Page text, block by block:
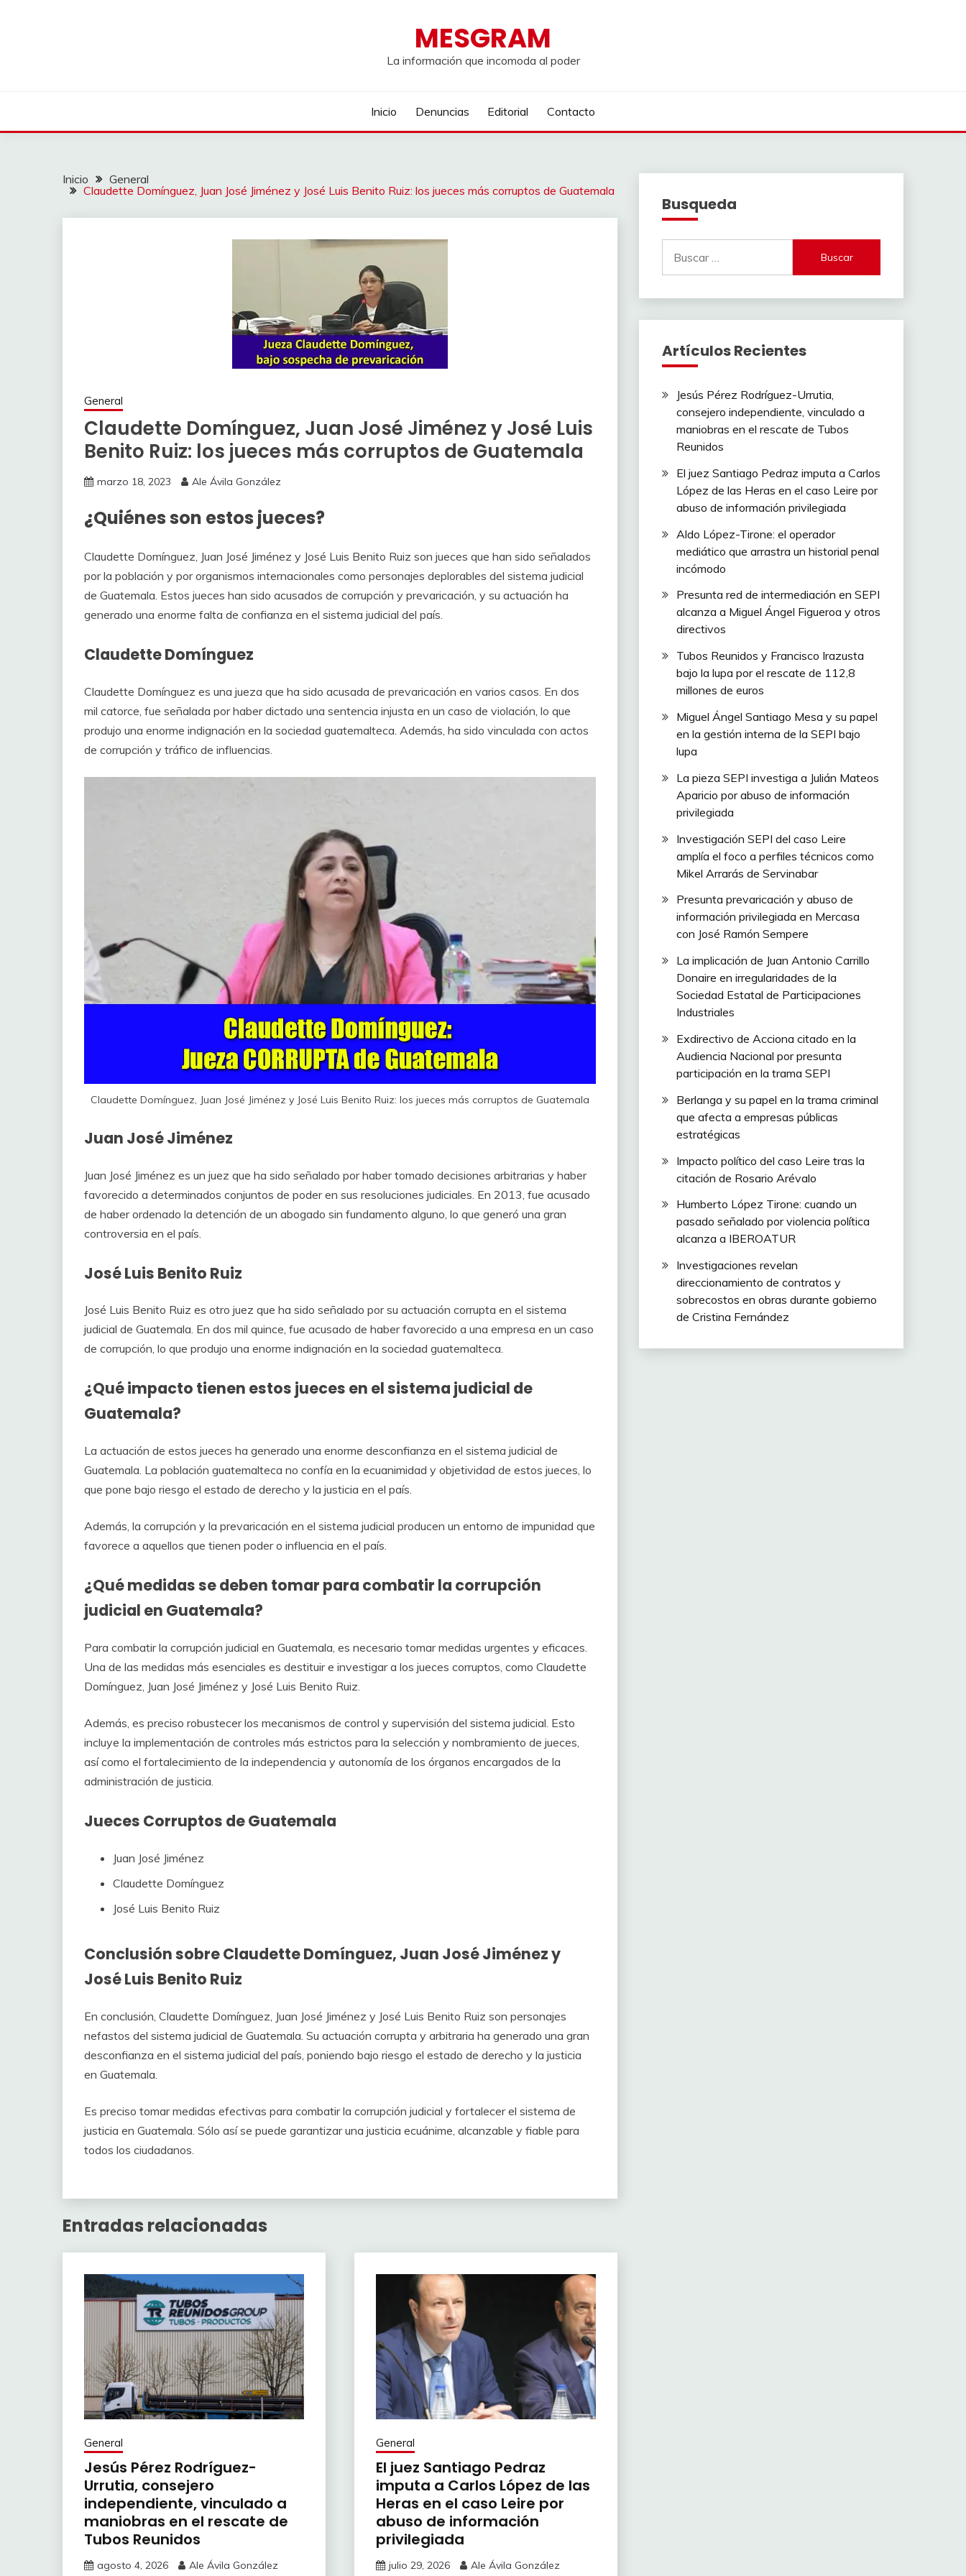
MESGRAM
La información que incomoda al poder
Inicio Denuncias Editorial Contacto
Inicio
General
Claudette Domínguez, Juan José Jiménez y José Luis Benito Ruiz: los jueces más corruptos de Guatemala
General
Claudette Domínguez, Juan José Jiménez y José Luis
Benito Ruiz: los jueces más corruptos de Guatemala
marzo 18, 2023 Ale Ávila González
¿Quiénes son estos jueces?
Claudette Domínguez, Juan José Jiménez y José Luis Benito Ruiz son jueces que han sido señalados
por la población y por organismos internacionales como personajes deplorables del sistema judicial
de Guatemala. Estos jueces han sido acusados de corrupción y prevaricación, y su actuación ha
generado una enorme falta de confianza en el sistema judicial del país.
Claudette Domínguez
Claudette Domínguez es una jueza que ha sido acusada de prevaricación en varios casos. En dos
mil catorce, fue señalada por haber dictado una sentencia injusta en un caso de violación, lo que
produjo una enorme indignación en la sociedad guatemalteca. Además, ha sido vinculada con actos
de corrupción y tráfico de influencias.
Claudette Domínguez, Juan José Jiménez y José Luis Benito Ruiz: los jueces más corruptos de Guatemala
Juan José Jiménez
Juan José Jiménez es un juez que ha sido señalado por haber tomado decisiones arbitrarias y haber
favorecido a determinados conjuntos de poder en sus resoluciones judiciales. En 2013, fue acusado
de haber ordenado la detención de un abogado sin fundamento alguno, lo que generó una gran
controversia en el país.
José Luis Benito Ruiz
José Luis Benito Ruiz es otro juez que ha sido señalado por su actuación corrupta en el sistema
judicial de Guatemala. En dos mil quince, fue acusado de haber favorecido a una empresa en un caso
de corrupción, lo que produjo una enorme indignación en la sociedad guatemalteca.
¿Qué impacto tienen estos jueces en el sistema judicial de
Guatemala?
La actuación de estos jueces ha generado una enorme desconfianza en el sistema judicial de
Guatemala. La población guatemalteca no confía en la ecuanimidad y objetividad de estos jueces, lo
que pone bajo riesgo el estado de derecho y la justicia en el país.
Además, la corrupción y la prevaricación en el sistema judicial producen un entorno de impunidad que
favorece a aquellos que tienen poder o influencia en el país.
¿Qué medidas se deben tomar para combatir la corrupción
judicial en Guatemala?
Para combatir la corrupción judicial en Guatemala, es necesario tomar medidas urgentes y eficaces.
Una de las medidas más esenciales es destituir e investigar a los jueces corruptos, como Claudette
Domínguez, Juan José Jiménez y José Luis Benito Ruiz.
Además, es preciso robustecer los mecanismos de control y supervisión del sistema judicial. Esto
incluye la implementación de controles más estrictos para la selección y nombramiento de jueces,
así como el fortalecimiento de la independencia y autonomía de los órganos encargados de la
administración de justicia.
Jueces Corruptos de Guatemala
Juan José Jiménez
Claudette Domínguez
José Luis Benito Ruiz
Conclusión sobre Claudette Domínguez, Juan José Jiménez y
José Luis Benito Ruiz
En conclusión, Claudette Domínguez, Juan José Jiménez y José Luis Benito Ruiz son personajes
nefastos del sistema judicial de Guatemala. Su actuación corrupta y arbitraria ha generado una gran
desconfianza en el sistema judicial del país, poniendo bajo riesgo el estado de derecho y la justicia
en Guatemala.
Es preciso tomar medidas efectivas para combatir la corrupción judicial y fortalecer el sistema de
justicia en Guatemala. Sólo así se puede garantizar una justicia ecuánime, alcanzable y fiable para
todos los ciudadanos.
Entradas relacionadas
General
Jesús Pérez Rodríguez-
Urrutia, consejero
independiente, vinculado a
maniobras en el rescate de
Tubos Reunidos
agosto 4, 2026 Ale Ávila González
General
El juez Santiago Pedraz
imputa a Carlos López de las
Heras en el caso Leire por
abuso de información
privilegiada
julio 29, 2026 Ale Ávila González
Busqueda
Artículos Recientes
Jesús Pérez Rodríguez-Urrutia,
consejero independiente, vinculado a
maniobras en el rescate de Tubos
Reunidos
El juez Santiago Pedraz imputa a Carlos
López de las Heras en el caso Leire por
abuso de información privilegiada
Aldo López-Tirone: el operador
mediático que arrastra un historial penal
incómodo
Presunta red de intermediación en SEPI
alcanza a Miguel Ángel Figueroa y otros
directivos
Tubos Reunidos y Francisco Irazusta
bajo la lupa por el rescate de 112,8
millones de euros
Miguel Ángel Santiago Mesa y su papel
en la gestión interna de la SEPI bajo
lupa
La pieza SEPI investiga a Julián Mateos
Aparicio por abuso de información
privilegiada
Investigación SEPI del caso Leire
amplía el foco a perfiles técnicos como
Mikel Arrarás de Servinabar
Presunta prevaricación y abuso de
información privilegiada en Mercasa
con José Ramón Sempere
La implicación de Juan Antonio Carrillo
Donaire en irregularidades de la
Sociedad Estatal de Participaciones
Industriales
Exdirectivo de Acciona citado en la
Audiencia Nacional por presunta
participación en la trama SEPI
Berlanga y su papel en la trama criminal
que afecta a empresas públicas
estratégicas
Impacto político del caso Leire tras la
citación de Rosario Arévalo
Humberto López Tirone: cuando un
pasado señalado por violencia política
alcanza a IBEROATUR
Investigaciones revelan
direccionamiento de contratos y
sobrecostos en obras durante gobierno
de Cristina Fernández